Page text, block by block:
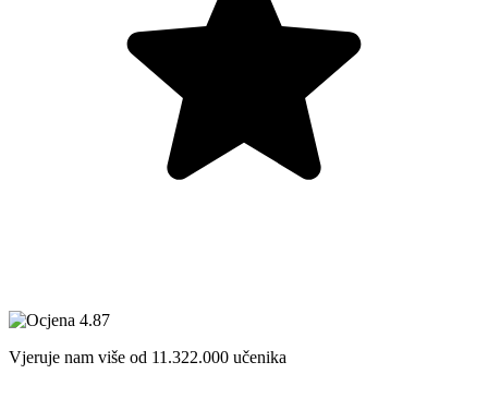
Vjeruje nam više od 11.322.000 učenika